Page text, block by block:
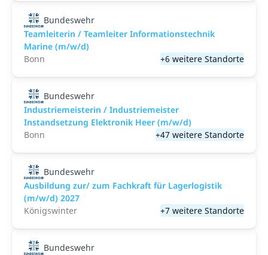
Bundeswehr
Teamleiterin / Teamleiter Informationstechnik
Marine (m/w/d)
Bonn
+6 weitere Standorte
Bundeswehr
Industriemeisterin / Industriemeister
Instandsetzung Elektronik Heer (m/w/d)
Bonn
+47 weitere Standorte
Bundeswehr
Ausbildung zur/ zum Fachkraft für Lagerlogistik
(m/w/d) 2027
Königswinter
+7 weitere Standorte
Bundeswehr